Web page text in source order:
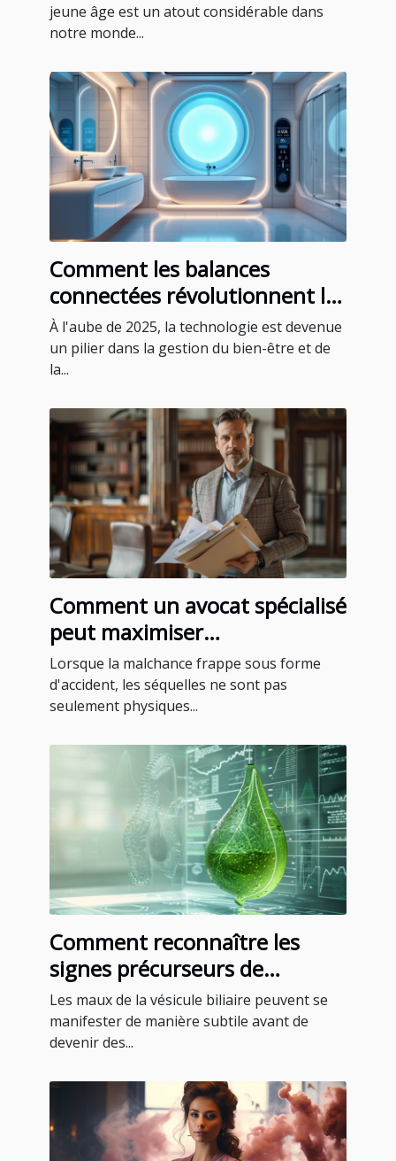
jeune âge est un atout considérable dans
notre monde...
Comment les balances
connectées révolutionnent le
suivi de la santé en 2025
À l'aube de 2025, la technologie est devenue
un pilier dans la gestion du bien-être et de
la...
Comment un avocat spécialisé
peut maximiser
l'indemnisation après un
accident
Lorsque la malchance frappe sous forme
d'accident, les séquelles ne sont pas
seulement physiques...
Comment reconnaître les
signes précurseurs de
problèmes de vésicule biliaire
Les maux de la vésicule biliaire peuvent se
manifester de manière subtile avant de
devenir des...